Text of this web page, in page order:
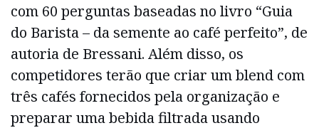
com 60 perguntas baseadas no livro “Guia
do Barista – da semente ao café perfeito”, de
autoria de Bressani. Além disso, os
competidores terão que criar um blend com
três cafés fornecidos pela organização e
preparar uma bebida filtrada usando